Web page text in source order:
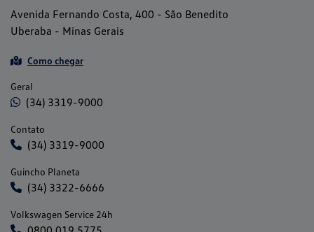
Avenida Fernando Costa, 400 - São Benedito
Uberaba - Minas Gerais
Como chegar
Geral
(34) 3319-9000
Contato
(34) 3319-9000
Guincho Planeta
(34) 3322-6666
Volkswagen Service 24h
0800 019 5775